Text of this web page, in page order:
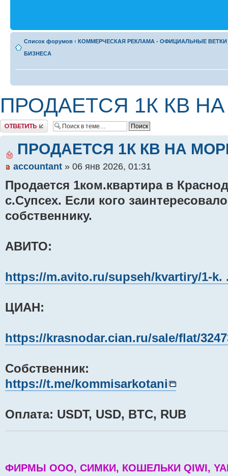
Список форумов ‹ КОММЕРЧЕСКАЯ РЕКЛАМА - ОФИЦИАЛЬНЫЕ
БИЗНЕСА
ПРОДАЕТСЯ 1К КВ
Комментировать
ПРОДАЕТСЯ 1К КВ НА
accountant » 06 янв 2026, 01:31
Продается 1ком.квартира в
с.Супсех. Если кого
собственнику.
АВИТО:
https://m.avito.ru/supseh/kvartiry/1-k.
ЦИАН:
https://krasnodar.cian.ru/sale/flat/
Собственник:
https://t.me/kommisarkotani
Оплата: USDT, USD, BTC, RUB
ФИРМЫ ООО, СИМКИ, КОШЕЛЬКИ QIWI,